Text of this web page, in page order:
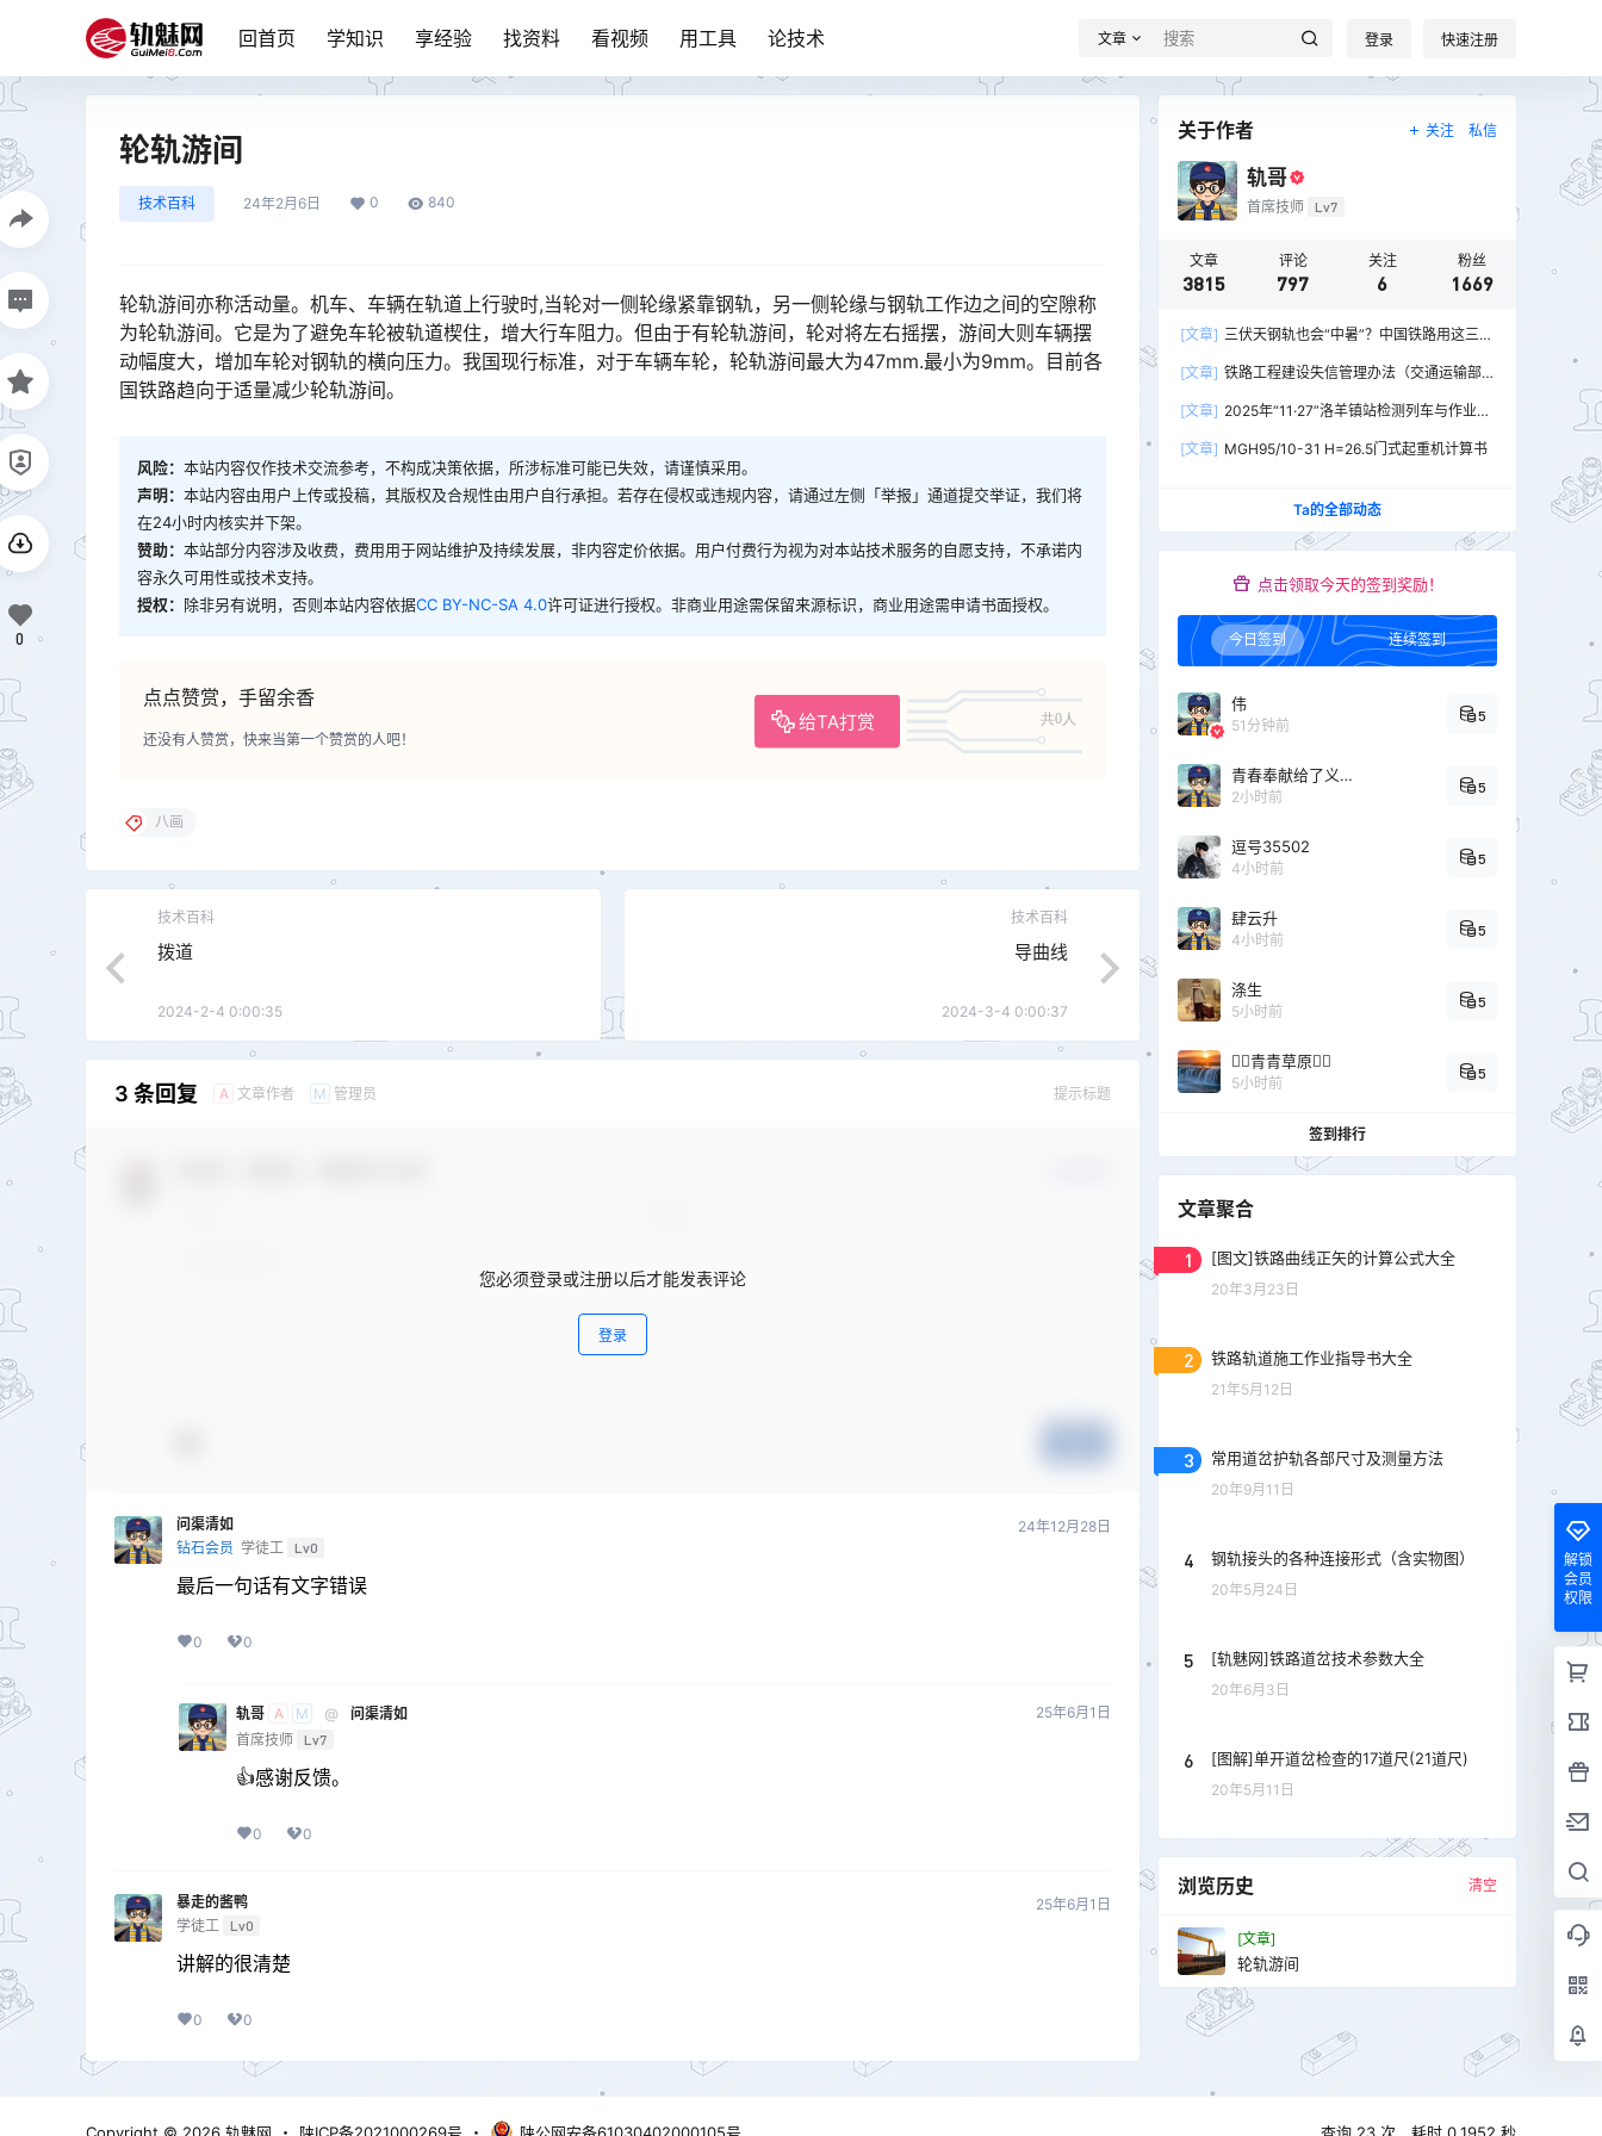
回首页 学知识 享经验 找资料 看视频 用工具 论技术 文章 登录 快速注册
轮轨游间
技术百科 24年2月6日 0 840
轮轨游间亦称活动量。机车、车辆在轨道上行驶时,当轮对一侧轮缘紧靠钢轨，另一侧轮缘与钢轨工作边之间的空隙称
为轮轨游间。它是为了避免车轮被轨道楔住，增大行车阻力。但由于有轮轨游间，轮对将左右摇摆，游间大则车辆摆
动幅度大，增加车轮对钢轨的横向压力。我国现行标准，对于车辆车轮，轮轨游间最大为47mm.最小为9mm。目前各
国铁路趋向于适量减少轮轨游间。󠅅󠅃󠄵󠅂󠄪󠇖󠆨󠆨󠇕󠆞󠆒󠅬󠇘󠆭󠆘󠇙󠆝󠅵󠇗󠆭󠆁󠄐󠇗󠅹󠅸󠇖󠆍󠅳󠇖󠅹󠅰󠇖󠆌󠅹
风险： 本站内容仅作技术交流参考，不构成决策依据，所涉标准可能已失效，请谨慎采用。
声明： 本站内容由用户上传或投稿，其版权及合规性由用户自行承担。若存在侵权或违规内容，请通过左侧「举报」通道提交举证，我们将
在24小时内核实并下架。
赞助： 本站部分内容涉及收费，费用用于网站维护及持续发展，非内容定价依据。用户付费行为视为对本站技术服务的自愿支持，不承诺内
容永久可用性或技术支持。
授权： 除非另有说明，否则本站内容依据CC BY-NC-SA 4.0许可证进行授权。非商业用途需保留来源标识，商业用途需申请书面授权。
点点赞赏，手留余香
给TA打赏 共0人
还没有人赞赏，快来当第一个赞赏的人吧！
0
八画
技术百科
拨道
2024-2-4 0:00:35
技术百科
导曲线
2024-3-4 0:00:37
3 条回复 A 文章作者 M 管理员 提示标题
您必须登录或注册以后才能发表评论
登录
问渠清如
钻石会员 学徒工 Lv0
24年12月28日
最后一句话有文字错误
0 0
轨哥 A M @
问渠清如
首席技师 Lv7
25年6月1日
👍感谢反馈。
0 0
暴走的酱鸭
学徒工 Lv0
25年6月1日
讲解的很清楚
0 0
关于作者 关注 私信
轨哥
首席技师 Lv7
文章
3815
评论
797
关注
6
粉丝
1669
[文章] 三伏天钢轨也会“中暑”？中国铁路用这三招
[文章] 铁路工程建设失信管理办法（交通运输部
[文章] 2025年“11·27”洛羊镇站检测列车与作业人
[文章] MGH95/10-31 H=26.5门式起重机计算书
Ta的全部动态
点击领取今天的签到奖励！
今日签到 连续签到
伟
51分钟前
5
青春奉献给了义务教育
2小时前
5
逗号35502
4小时前
5
肆云升
4小时前
5
涤生
5小时前
5
青青草原
5小时前
5
签到排行
文章聚合
1 [图文]铁路曲线正矢的计算公式大全
20年3月23日
2 铁路轨道施工作业指导书大全
21年5月12日
3 常用道岔护轨各部尺寸及测量方法
20年9月11日
4 钢轨接头的各种连接形式（含实物图）
20年5月24日
5 [轨魅网]铁路道岔技术参数大全
20年6月3日
6 [图解]单开道岔检查的17道尺(21道尺)
20年5月11日
浏览历史 清空
[文章]
轮轨游间
解锁
会员
权限